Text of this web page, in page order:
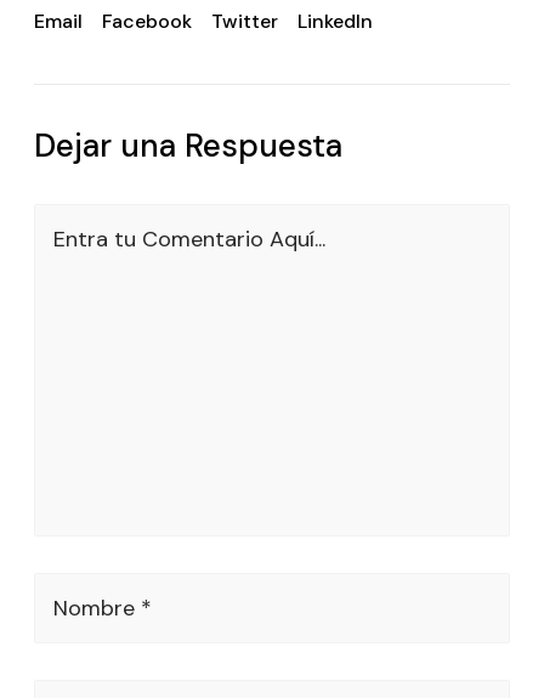
Email Facebook Twitter LinkedIn
Dejar una Respuesta
Entra tu Comentario Aquí...
Nombre *